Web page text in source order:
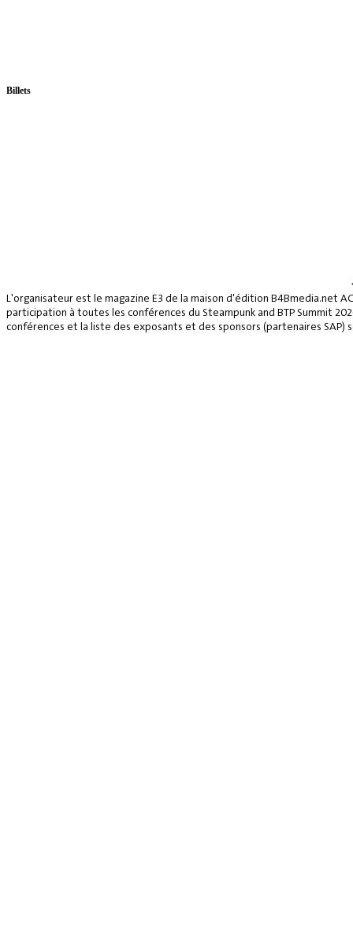
Billets
L'organisateur est le magazine E3 de la maison d'édition B4Bmedia.net
participation à toutes les conférences du Steampunk and BTP Summit
conférences et la liste des exposants et des sponsors (partenaires